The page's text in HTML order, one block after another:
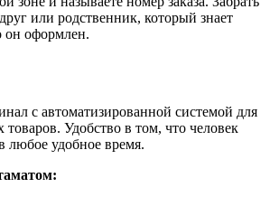
или родственник, который знает
он оформлен.
с автоматизированной системой для
товаров. Удобство в том, что человек
любое удобное время.